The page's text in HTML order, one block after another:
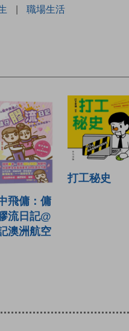
| 職場生活
飛傭：傭
流日記@
澳洲航空
打工秘史